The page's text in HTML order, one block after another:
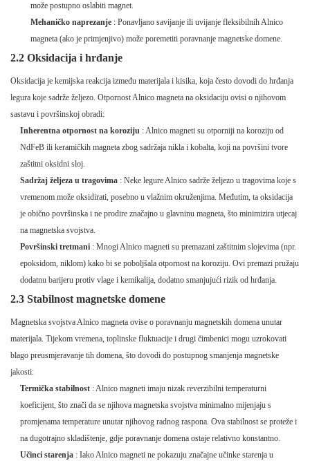
može postupno oslabiti magnet.
Mehaničko naprezanje: Ponavljano savijanje ili uvijanje fleksibilnih Alnico
magneta (ako je primjenjivo) može poremetiti poravnanje magnetske domene.
2.2 Oksidacija i hrđanje
Oksidacija je kemijska reakcija između materijala i kisika, koja često dovodi do hrđanja
legura koje sadrže željezo. Otpornost Alnico magneta na oksidaciju ovisi o njihovom
sastavu i površinskoj obradi:
Inherentna otpornost na koroziju : Alnico magneti su otporniji na koroziju od
NdFeB ili keramičkih magneta zbog sadržaja nikla i kobalta, koji na površini tvore
zaštitni oksidni sloj.
Sadržaj željeza u tragovima : Neke legure Alnico sadrže željezo u tragovima koje s
vremenom može oksidirati, posebno u vlažnim okruženjima. Međutim, ta oksidacija
je obično površinska i ne prodire značajno u glavninu magneta, što minimizira utjecaj
na magnetska svojstva.
Površinski tretmani : Mnogi Alnico magneti su premazani zaštitnim slojevima (npr.
epoksidom, niklom) kako bi se poboljšala otpornost na koroziju. Ovi premazi pružaju
dodatnu barijeru protiv vlage i kemikalija, dodatno smanjujući rizik od hrđanja.
2.3 Stabilnost magnetske domene
Magnetska svojstva Alnico magneta ovise o poravnanju magnetskih domena unutar
materijala. Tijekom vremena, toplinske fluktuacije i drugi čimbenici mogu uzrokovati
blago preusmjeravanje tih domena, što dovodi do postupnog smanjenja magnetske
jakosti:
Termička stabilnost : Alnico magneti imaju nizak reverzibilni temperaturni
koeficijent, što znači da se njihova magnetska svojstva minimalno mijenjaju s
promjenama temperature unutar njihovog radnog raspona. Ova stabilnost se proteže i
na dugotrajno skladištenje, gdje poravnanje domena ostaje relativno konstantno.
Učinci starenja : Iako Alnico magneti ne pokazuju značajne učinke starenja u